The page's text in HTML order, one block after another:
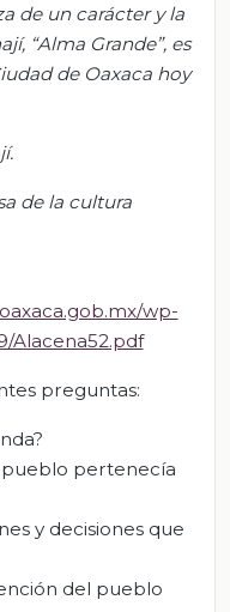
de un carácter y la
́, “Alma Grande”, es
de Oaxaca hoy
́.
de la cultura
wp-
Alacena52.pdf
preguntas:
pueblo pertenecía
y decisiones que
del pueblo